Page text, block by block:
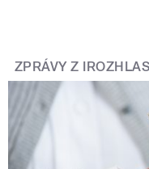
ZPRÁVY Z